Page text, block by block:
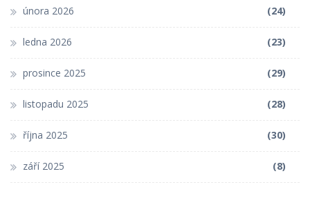
února 2026 (24)
ledna 2026 (23)
prosince 2025 (29)
listopadu 2025 (28)
října 2025 (30)
září 2025 (8)